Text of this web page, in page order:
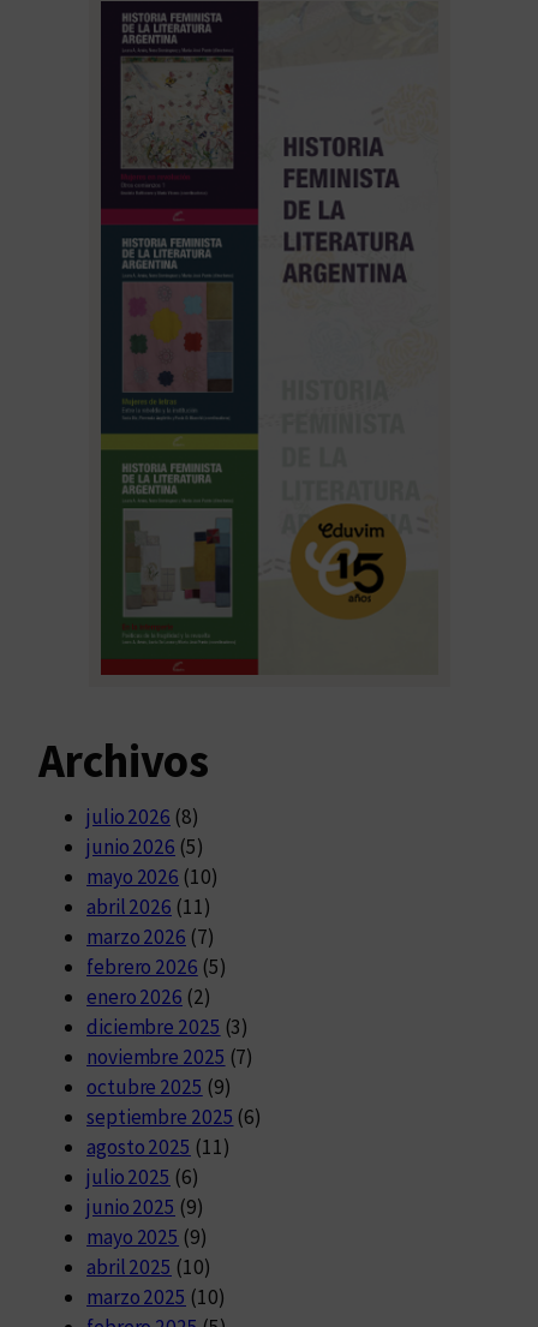
Archivos
julio 2026 (8)
junio 2026 (5)
mayo 2026 (10)
abril 2026 (11)
marzo 2026 (7)
febrero 2026 (5)
enero 2026 (2)
diciembre 2025 (3)
noviembre 2025 (7)
octubre 2025 (9)
septiembre 2025 (6)
agosto 2025 (11)
julio 2025 (6)
junio 2025 (9)
mayo 2025 (9)
abril 2025 (10)
marzo 2025 (10)